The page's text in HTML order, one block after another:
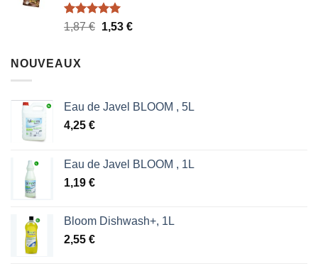
Note5.00
1,87€ Le
1,53 €Le
NOUVEAUX
Eau de Javel BLOOM , 5L
4,25 €
Eau de Javel BLOOM , 1L
1,19 €
Bloom Dishwash+, 1L
2,55 €